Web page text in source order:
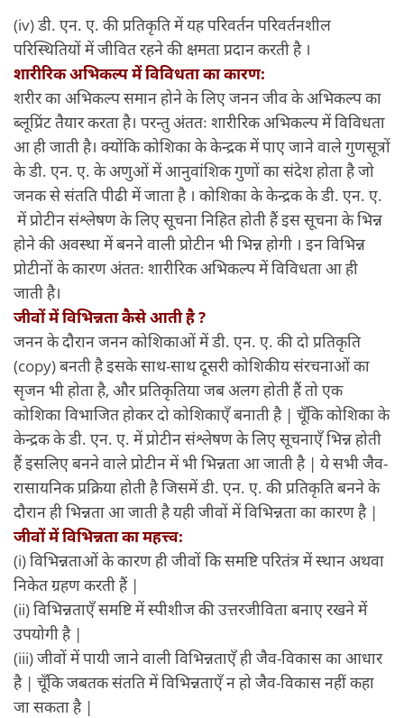
(iv) डी. एन. ए. की प्रतिकृति में यह परिवर्तन परिवर्तनशील
परिस्थितियों में जीवित रहने की क्षमता प्रदान करती है ।
शारीरिक अभिकल्प में विविधता का कारण:
शरीर का अभिकल्प समान होने के लिए जनन जीव के अभिकल्प का
ब्लूप्रिंट तैयार करता है। परन्तु अंततः शारीरिक अभिकल्प में विविधता
आ ही जाती है। क्योंकि कोशिका के केन्द्रक में पाए जाने वाले गुणसूत्रों
के डी. एन. ए. के अणुओं में आनुवांशिक गुणों का संदेश होता है जो
जनक से संतति पीढी में जाता है । कोशिका के केन्द्रक के डी. एन. ए.
में प्रोटीन संश्लेषण के लिए सूचना निहित होती हैं इस सूचना के भिन्न
होने की अवस्था में बनने वाली प्रोटीन भी भिन्न होगी । इन विभिन्न
प्रोटीनों के कारण अंततः शारीरिक अभिकल्प में विविधता आ ही
जाती है।
जीवों में विभिन्नता कैसे आती है ?
जनन के दौरान जनन कोशिकाओं में डी. एन. ए. की दो प्रतिकृति
(copy) बनती है इसके साथ-साथ दूसरी कोशिकीय संरचनाओं का
सृजन भी होता है, और प्रतिकृतिया जब अलग होती हैं तो एक
कोशिका विभाजित होकर दो कोशिकाएँ बनाती है | चूँकि कोशिका के
केन्द्रक के डी. एन. ए. में प्रोटीन संश्लेषण के लिए सूचनाएँ भिन्न होती
हैं इसलिए बनने वाले प्रोटीन में भी भिन्नता आ जाती है | ये सभी जैव-
रासायनिक प्रक्रिया होती है जिसमें डी. एन. ए. की प्रतिकृति बनने के
दौरान ही भिन्नता आ जाती है यही जीवों में विभिन्नता का कारण है |
जीवों में विभिन्नता का महत्त्व:
(i) विभिन्नताओं के कारण ही जीवों कि समष्टि परितंत्र में स्थान अथवा
निकेत ग्रहण करती हैं |
(ii) विभिन्नताएँ समष्टि में स्पीशीज की उत्तरजीविता बनाए रखने में
उपयोगी है |
(iii) जीवों में पायी जाने वाली विभिन्नताएँ ही जैव-विकास का आधार
है | चूँकि जबतक संतति में विभिन्नताएँ न हो जैव-विकास नहीं कहा
जा सकता है |